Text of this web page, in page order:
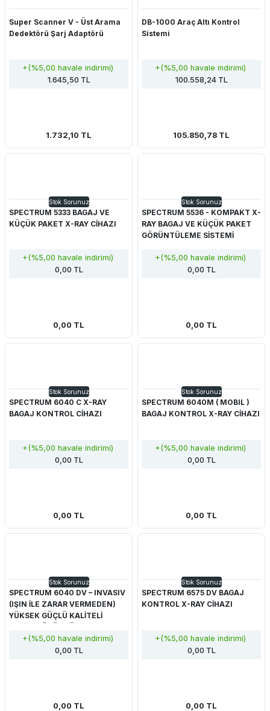
Super Scanner V - Üst Arama
Dedektörü Şarj Adaptörü
+(%5,00 havale indirimi)
1.645,50 TL
1.732,10 TL
DB-1000 Araç Altı Kontrol
Sistemi
+(%5,00 havale indirimi)
100.558,24 TL
105.850,78 TL
Stok Sorunuz
SPECTRUM 5333 BAGAJ VE
KÜÇÜK PAKET X-RAY CİHAZI
+(%5,00 havale indirimi)
0,00 TL
0,00 TL
Stok Sorunuz
SPECTRUM 5536 - KOMPAKT X-
RAY BAGAJ VE KÜÇÜK PAKET
GÖRÜNTÜLEME SİSTEMİ
+(%5,00 havale indirimi)
0,00 TL
0,00 TL
Stok Sorunuz
SPECTRUM 6040 C X-RAY
BAGAJ KONTROL CİHAZI
+(%5,00 havale indirimi)
0,00 TL
0,00 TL
Stok Sorunuz
SPECTRUM 6040M ( MOBIL )
BAGAJ KONTROL X-RAY CİHAZI
+(%5,00 havale indirimi)
0,00 TL
0,00 TL
Stok Sorunuz
SPECTRUM 6040 DV – INVASIV
(IŞIN İLE ZARAR VERMEDEN)
YÜKSEK GÜÇLÜ KALİTELİ
+(%5,00 havale indirimi)
0,00 TL
0,00 TL
Stok Sorunuz
SPECTRUM 6575 DV BAGAJ
KONTROL X-RAY CİHAZI
+(%5,00 havale indirimi)
0,00 TL
0,00 TL